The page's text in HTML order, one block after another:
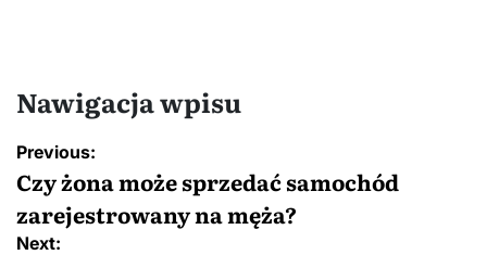
Nawigacja wpisu
Previous:
Czy żona może sprzedać samochód
zarejestrowany na męża?
Next: